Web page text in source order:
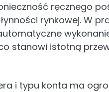
ręcznego
rynkowej. W
stanowi istotną
i typu konta ma